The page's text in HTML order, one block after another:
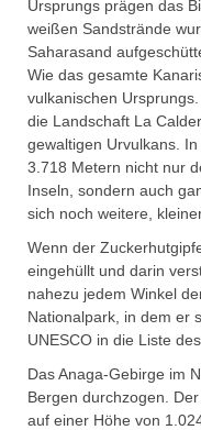
Ursprungs prägen das
weißen Sandstrände
Saharasand
Wie das gesamte
vulkanischen
die Landschaft La
gewaltigen Urvulkans.
3.718 Metern nicht nur
Inseln, sondern auch
sich noch weitere,
Wenn der
eingehüllt und darin
nahezu jedem Winkel
Nationalpark, in dem er
UNESCO in die Liste
Das Anaga-Gebirge im
Bergen durchzogen.
auf einer Höhe von